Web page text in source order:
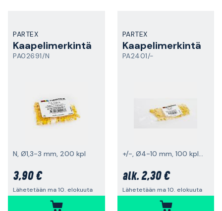
PARTEX
Kaapelimerkintä
PA02691/N
N, Ø1,3-3 mm, 200 kpl
3,90 €
Lähetetään ma 10. elokuuta
PARTEX
Kaapelimerkintä
PA2401/-
+/-, Ø4-10 mm, 100 kpl pakkaus
alk. 2,30 €
Lähetetään ma 10. elokuuta